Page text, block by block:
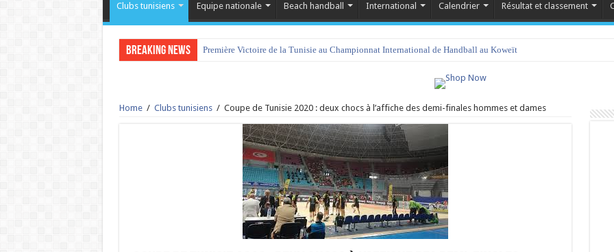
Clubs tunisiens Equipe nationale Beach handball International Calendrier Résultat et classement
Breaking News Première Victoire de la Tunisie au Championnat International de Handball au Koweït
Home / Clubs tunisiens / Coupe de Tunisie 2020 : deux chocs à l’affiche des demi-finales hommes et dames